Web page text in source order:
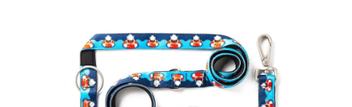
5
hviezdičiek.